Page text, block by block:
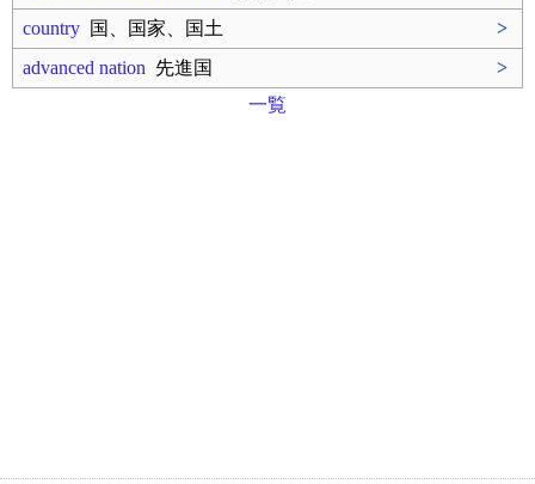
country 国、国家、国土
>
advanced nation 先進国
>
一覧